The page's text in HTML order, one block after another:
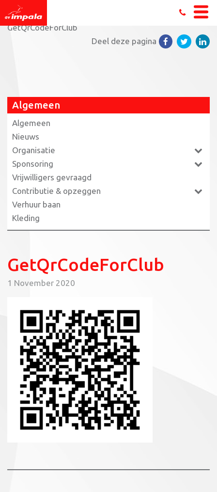
Home»Steun Impala met de Grote Clubactie!
»
GetQrCodeForClub
Deel deze pagina
Algemeen
Algemeen
Nieuws
Organisatie
Sponsoring
Vrijwilligers gevraagd
Contributie & opzeggen
Verhuur baan
Kleding
GetQrCodeForClub
1 November 2020